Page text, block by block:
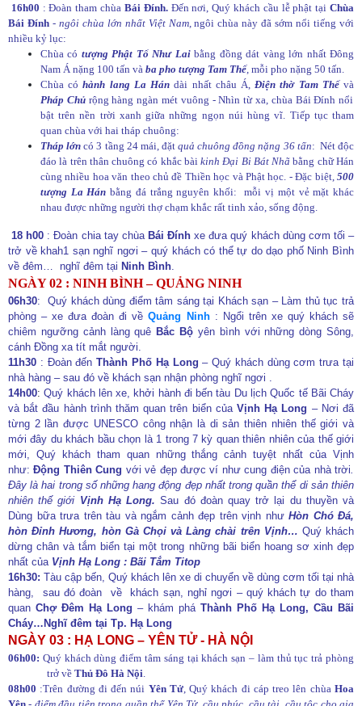
16h00 : Đoàn tham chùa Bái Đính. Đến nơi, Quý khách cầu lễ phật tại Chùa
Bái Đính- ngôi chùa lớn nhất Việt Nam, ngôi chùa này đã sớm nổi tiếng với
nhiều kỷ lục:
Chùa có tượng Phật Tổ Như Laibằng đồng dát vàng lớn nhất Đông
Nam Á nặng 100 tấn và ba pho tượng Tam Thế, mỗi pho nặng 50 tấn.
Chùa cóhành lang La Hán dài nhất châu Á,Điện thờ Tam Thếvà
Pháp Chủrộng hàng ngàn mét vuông - Nhìn từ xa, chùa Bái Đính nổi
bật trên nền trời xanh giữa những ngọn núi hùng vĩ. Tiếp tục tham
quan chùa với hai tháp chuông:
Tháp lớncó 3 tầng 24 mái, đặt quả chuông đồng nặng 36 tấn: Nét độc
đáo là trên thân chuông có khắc bàikinh Đại Bi Bát Nhãbằng chữ Hán
cùng nhiều hoa văn theo chủ đề Thiền học và Phật học. -Đặc biệt,500
tượng La Hánbằng đá trắng nguyên khối: mỗi vị một vẻ mặt khác
nhau được những người thợ chạm khắc rất tinh xảo, sống động.
18 h00 : Đoàn chia tay chùa Bái Đính xe đưa quý khách dùng cơm tối –
trở về khah1 sạn nghĩ ngơi – quý khách có thể tự do dạo phố Ninh Bình
về đêm… nghĩ đêm tại Ninh Bình.
NGÀY 02 : NINH BÌNH – QUẢNG NINH
06h30: Quý khách dùng điểm tâm sáng tại Khách sạn – Làm thủ tục trả
phòng – xe đưa đoàn đi vềQuảng Ninh: Ngổi trên xe quý khách sẽ
chiêm ngưỡng cảnh làng quê Bắc Bộ yên bình với những dòng Sông,
cánh Đồng xa tít mắt người.
11h30 : Đoàn đếnThành Phố Hạ Long – Quý khách dùng cơm trưa tại
nhà hàng – sau đó về khách sạn nhận phòng nghĩ ngơi .
14h00:Quý khách lên xe, khởi hành đi bến tàu Du lịch Quốc tế Bãi Cháy
và bắt đầu hành trình thăm quan trên biển của Vịnh Hạ Long – Nơi đã
từng 2 lần được UNESCO công nhận là di sản thiên nhiên thế giới và
mới đây du khách bầu chọn là 1 trong 7 kỳ quan thiên nhiên của thế giới
mới, Quý khách tham quan những thắng cảnh tuyệt nhất của Vịnh
như:Động Thiên Cung với vẻ đẹp được ví như cung điệncủa nhà trời.
Đây là hai trong số những hang động đẹp nhất trong quần thể di sản thiên
nhiên thế giới Vịnh Hạ Long.Sau đó đoàn quay trở lại du thuyền và
Dùng bữa trưa trên tàu và ngắm cảnh đẹp trên vịnh như Hòn Chó Đá,
hòn Đỉnh Hương, hòn Gà Chọi và Làng chài trên Vịnh… Quý khách
dừng chân và tắm biển tại một trong những bãi biển hoang sơ xinh đẹp
nhất củaVịnh Hạ Long : Bãi Tắm Titop
16h30: Tàu cập bến, Quý khách lên xe di chuyển về dùng cơm tối tại nhà
hàng, sau đó đoàn về khách sạn, nghỉ ngơi – quý khách tự do tham
quan Chợ Đêm Hạ Long – khám phá Thành Phố Hạ Long, Cầu Bãi
Cháy…Nghĩ đêm tại Tp. Hạ Long
NGÀY 03 : HẠ LONG – YÊN TỬ - HÀ NỘI
06h00: Quý khách dùng điểm tâm sáng tại khách sạn – làm thủ tục trả phòng
trở về Thủ Đô Hà Nội.
08h00 :Trên đường đi đến núi Yên Tử, Quý khách đi cáp treo lên chùaHoa